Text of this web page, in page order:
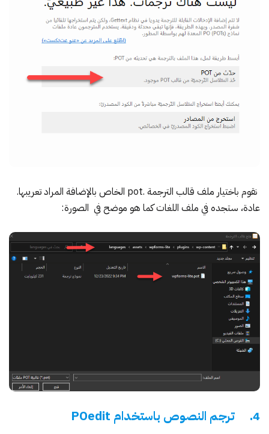
نقوم باختيار ملف قالب الترجمة .pot الخاص بالإضافة المراد تعريبها.
عادة، ستجده في ملف اللغات كما هو موضح في الصورة:
4. ترجم النصوص باستخدام POedit